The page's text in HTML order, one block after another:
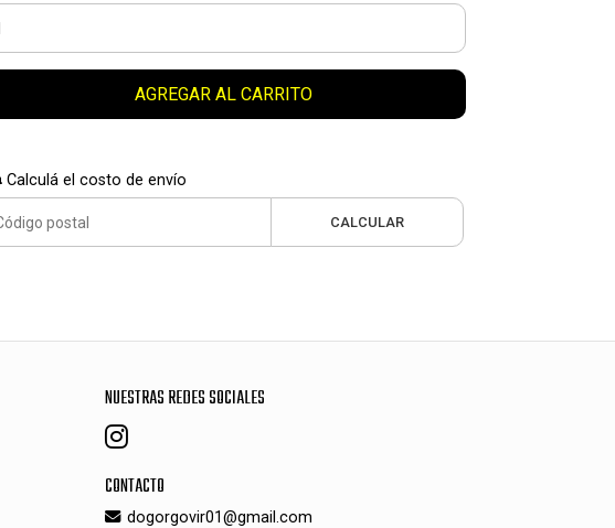
AGREGAR AL CARRITO
Calculá el costo de envío
CALCULAR
NUESTRAS REDES SOCIALES
CONTACTO
dogorgovir01@gmail.com